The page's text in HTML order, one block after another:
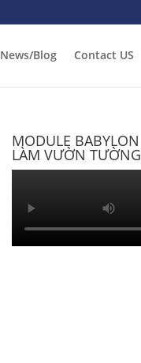
News/Blog Contact US
MODULE BABYLON
LÀM VƯỜN TƯỜNG